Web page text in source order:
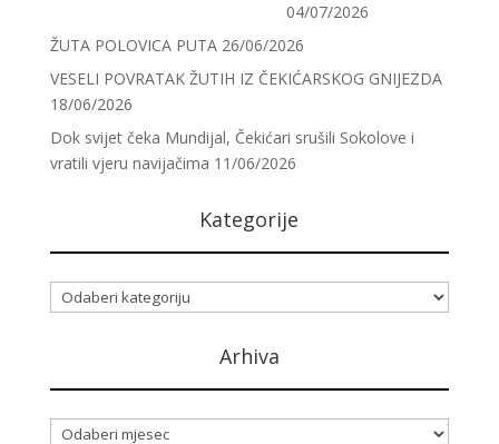
04/07/2026
ŽUTA POLOVICA PUTA 26/06/2026
VESELI POVRATAK ŽUTIH IZ ČEKIĆARSKOG GNIJEZDA
18/06/2026
Dok svijet čeka Mundijal, Čekićari srušili Sokolove i
vratili vjeru navijačima 11/06/2026
Kategorije
Kategorije
Arhiva
Arhiva